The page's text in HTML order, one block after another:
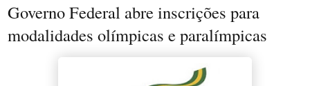
Governo Federal abre inscrições para
modalidades olímpicas e paralímpicas